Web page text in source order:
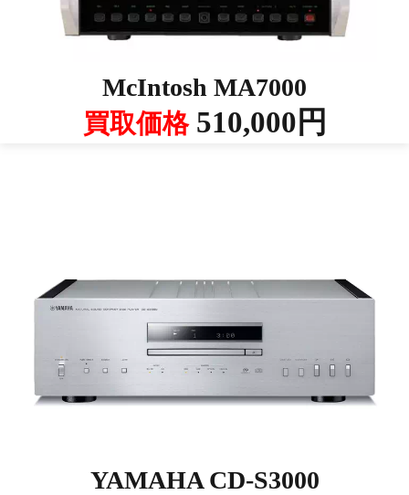
McIntosh MA7000
買取価格510,000円
YAMAHA CD-S3000